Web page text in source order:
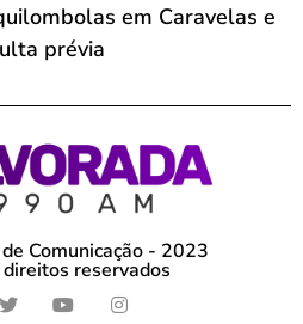
em Caravelas e
prévia
Comunicação - 2023
reservados